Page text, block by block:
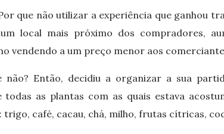
que não utilizar a experiência que ganhou
local mais próximo dos compradores,
vendendo a um preço menor aos
não? Então, decidiu a organizar a sua
todas as plantas com as quais estava
café, cacau, chá, milho, frutas cítricas,